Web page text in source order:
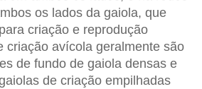
os lados da gaiola, que
criação e reprodução
criação avícola geralmente são
de fundo de gaiola densas e
de criação empilhadas